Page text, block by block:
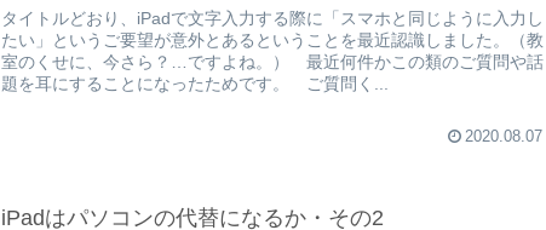
タイトルどおり、iPadで文字入力する際に「スマホと同じように入力し
たい」というご要望が意外とあるということを最近認識しました。（教
室のくせに、今さら？…ですよね。） 最近何件かこの類のご質問や話
題を耳にすることになったためです。 ご質問く...
2020.08.07
iPadはパソコンの代替になるか・その2